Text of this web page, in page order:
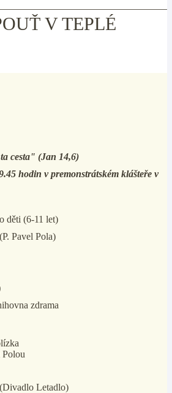
V TEPLÉ
cesta" (Jan 14,6)
hodin v premonstrátském klášteře v
děti (6-11 let)
Pavel Pola)
zdrama
Polou
Letadlo)